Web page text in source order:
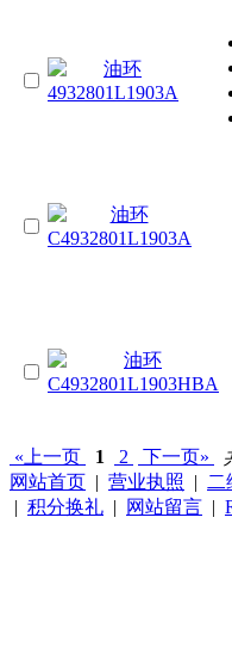
«上一页 1 2 下一页»
网站首页 | 营业执照 | 二
| 积分换礼 | 网站留言 |